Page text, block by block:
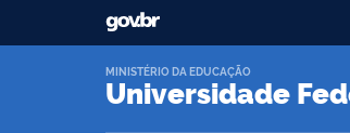
Universidade
MINISTÉRIO DA EDUCAÇÃO